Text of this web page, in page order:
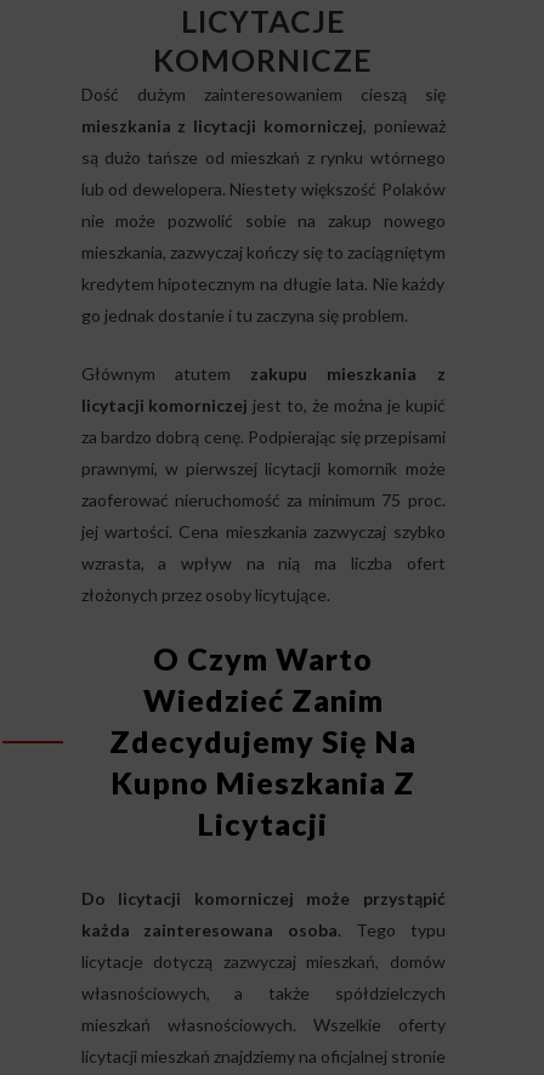
LICYTACJE
KOMORNICZE
Dość dużym zainteresowaniem cieszą się
mieszkania z licytacji komorniczej, ponieważ
są dużo tańsze od mieszkań z rynku wtórnego
lub od dewelopera. Niestety większość Polaków
nie może pozwolić sobie na zakup nowego
mieszkania, zazwyczaj kończy się to zaciągniętym
kredytem hipotecznym na długie lata. Nie każdy
go jednak dostanie i tu zaczyna się problem.
Głównym atutem zakupu mieszkania z
licytacji komorniczej jest to, że można je kupić
za bardzo dobrą cenę. Podpierając się przepisami
prawnymi, w pierwszej licytacji komornik może
zaoferować nieruchomość za minimum 75 proc.
jej wartości. Cena mieszkania zazwyczaj szybko
wzrasta, a wpływ na nią ma liczba ofert
złożonych przez osoby licytujące.
O Czym Warto
Wiedzieć Zanim
Zdecydujemy Się Na
Kupno Mieszkania Z
Licytacji
Do licytacji komorniczej może przystąpić
każda zainteresowana osoba. Tego typu
licytacje dotyczą zazwyczaj mieszkań, domów
własnościowych, a także spółdzielczych
mieszkań własnościowych. Wszelkie oferty
licytacji mieszkań znajdziemy na oficjalnej stronie